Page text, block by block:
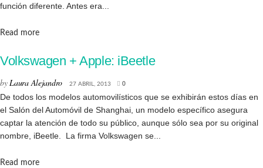
función diferente. Antes era...
Read moreDetails
Volkswagen + Apple: iBeetle
byLaura Alejandro 27 ABRIL, 2013 0
De todos los modelos automovilísticos que se exhibirán estos días en
el Salón del Automóvil de Shanghai, un modelo específico asegura
captar la atención de todo su público, aunque sólo sea por su original
nombre, iBeetle. La firma Volkswagen se...
Read moreDetails